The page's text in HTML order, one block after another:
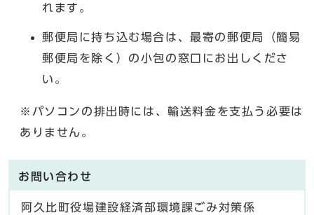
れます。
郵便局に持ち込む場合は、最寄の郵便局（簡易
郵便局を除く）の小包の窓口にお出しくださ
い。
※パソコンの排出時には、輸送料金を支払う必要は
ありません。
お問い合わせ
阿久比町役場建設経済部環境課ごみ対策係